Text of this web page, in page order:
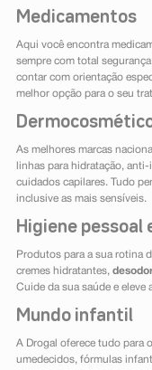
Medicamentos
Aqui você encontra
sempre com total
contar com orientação
melhor opção para o seu
As melhores marcas
linhas para hidratação, anti-
cuidados capilares. Tudo
inclusive as mais sensíveis.
Higiene pessoal
Produtos para a sua rotina
cremes hidratantes,
Cuide da sua saúde e eleve
Mundo infantil
A Drogal oferece tudo para
umedecidos, fórmulas